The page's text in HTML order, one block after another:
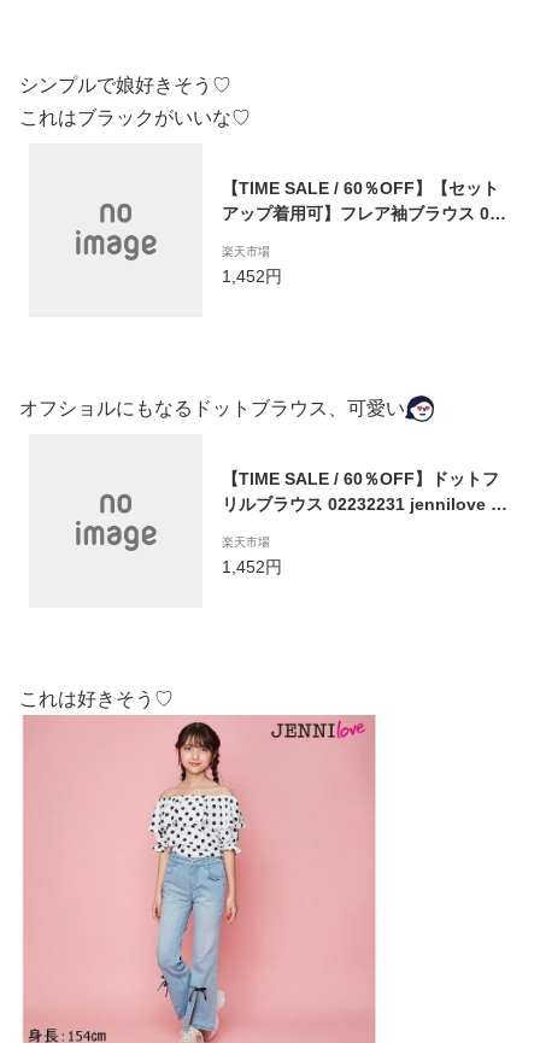
シンプルで娘好きそう♡
これはブラックがいいな♡
【TIME SALE / 60％OFF】【セット
アップ着用可】フレア袖ブラウス 022
ジェニィ キッズ ジュニア 女の子 子供
服 通学 トップス 半袖 レッスン おで
楽天市場
1,452円
オフショルにもなるドットブラウス、可愛い
【TIME SALE / 60％OFF】ドットフ
リルブラウス 02232231 jennilove ジ
ュニア 女の子 子供服 通学 トップス
半袖 オフショル レッスン おでかけ 1
楽天市場
1,452円
これは好きそう♡